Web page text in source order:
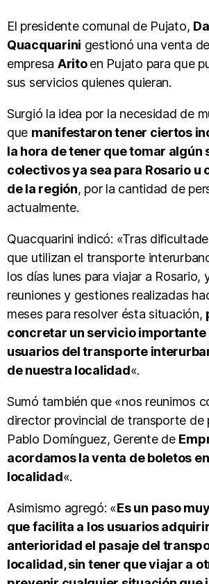
El presidente comunal de Pujato,
Quacquarini gestionó una venta
empresa Aritoen Pujato para que
sus servicios quienes quieran.
Surgió la idea por la necesidad de
que manifestaron tener ciertos
la hora de tener que tomar algún
colectivos ya sea para Rosario u
de la región, por la cantidad de
actualmente.
Quacquarini indicó: «Tras
que utilizan el transporte
los días lunes para viajar a Rosario,
reuniones y gestiones realizadas
meses para resolver ésta situación,
concretar un servicio importante
usuarios del transporte
de nuestra localidad«.
Sumó también que «nos reunimos
director provincial de transporte de
Pablo Domínguez, Gerente de
acordamos la venta de boletos
localidad«.
Asimismo agregó: «Es un paso
que facilita a los usuarios
anterioridad el pasaje del
localidad, sin tener que viajar a